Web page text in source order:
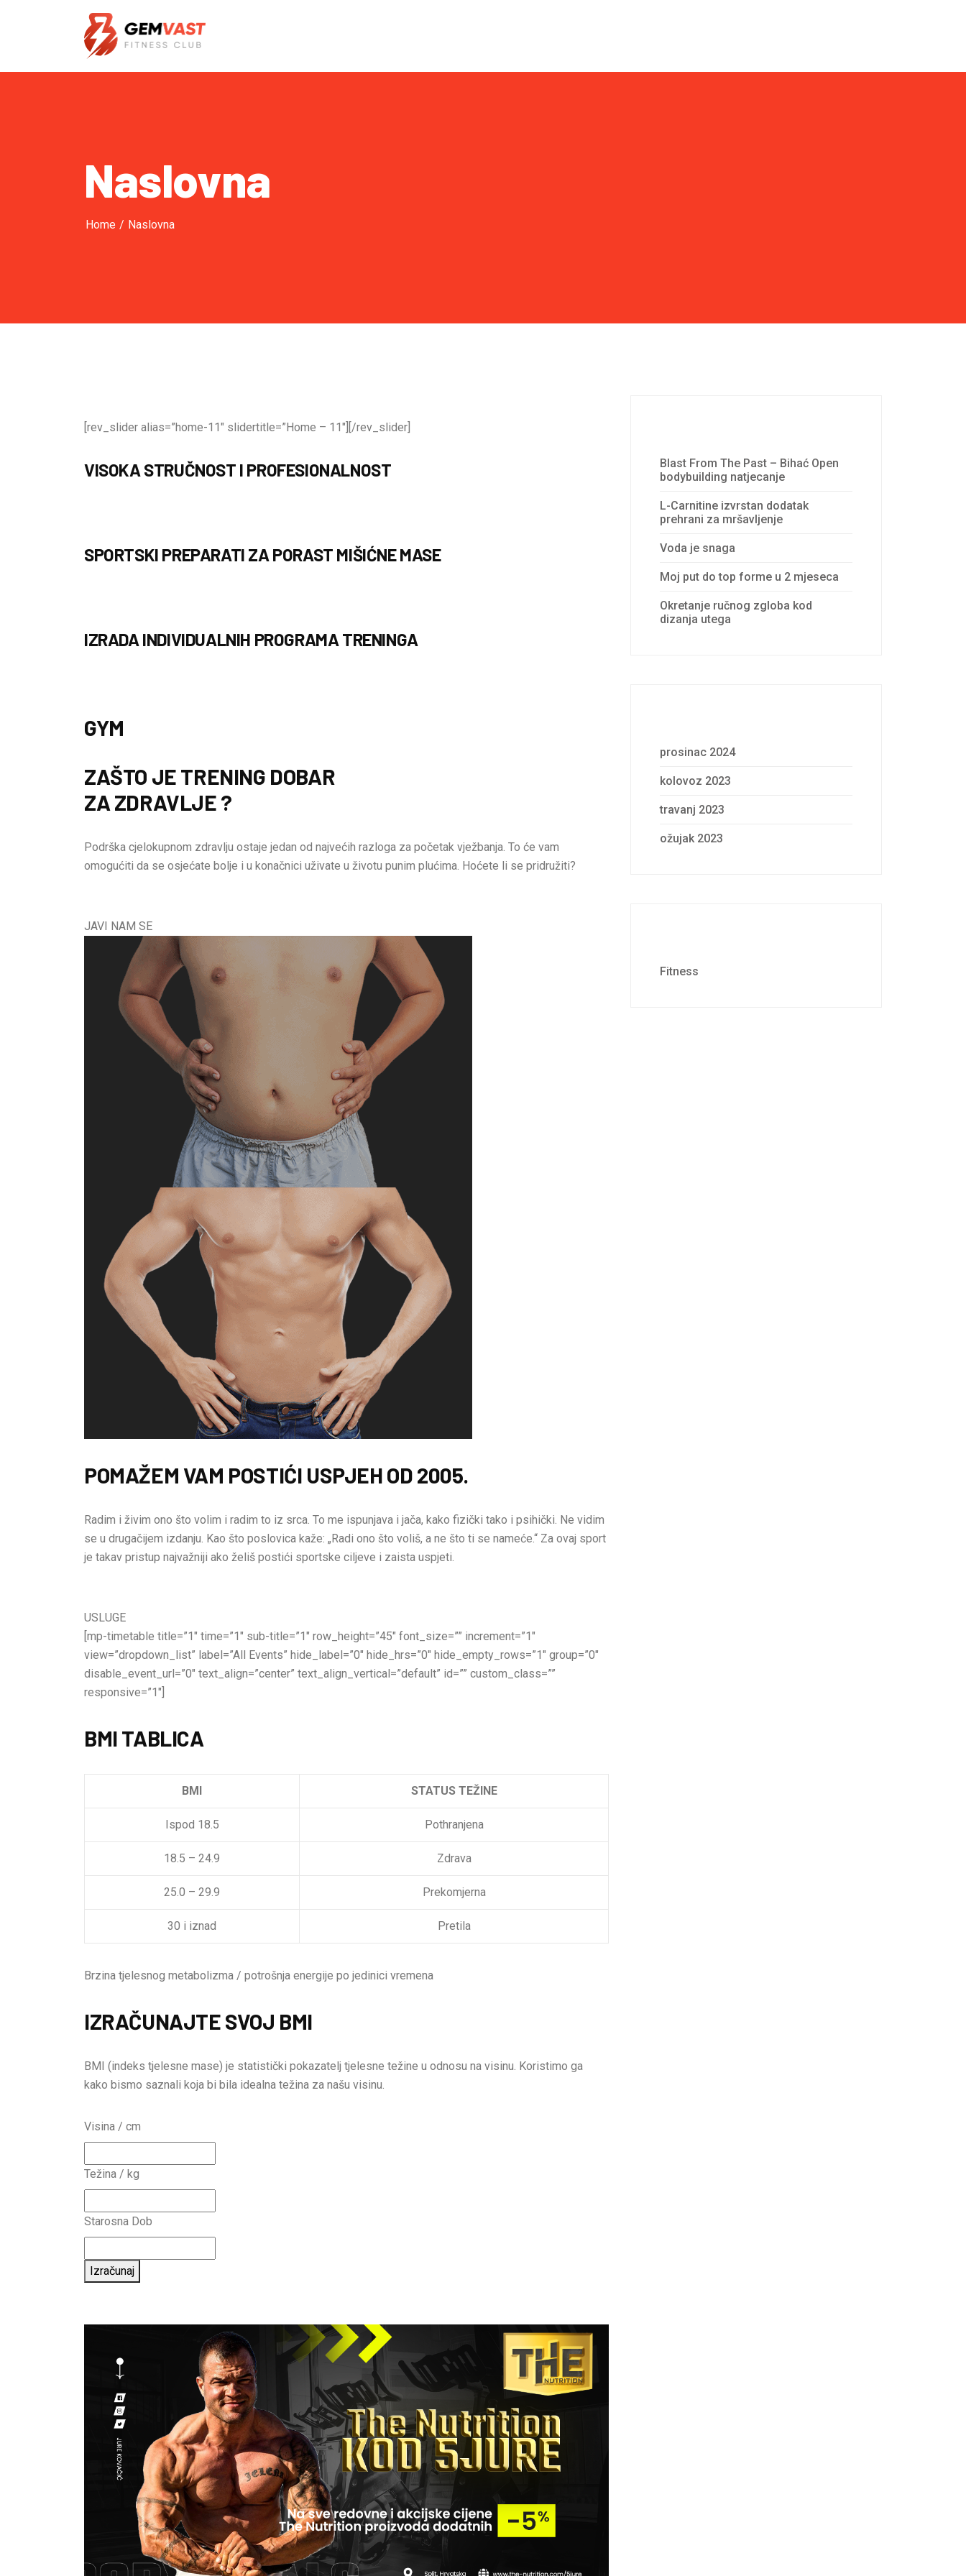
Naslovna
Home / Naslovna
[rev_slider alias=”home-11″ slidertitle=”Home – 11″][/rev_slider]
VISOKA STRUČNOST I PROFESIONALNOST
SPORTSKI PREPARATI ZA PORAST MIŠIĆNE MASE
IZRADA INDIVIDUALNIH PROGRAMA TRENINGA
GYM
ZAŠTO JE TRENING DOBAR
ZA ZDRAVLJE ?
Podrška cjelokupnom zdravlju ostaje jedan od najvećih razloga za početak vježbanja. To će vam
omogućiti da se osjećate bolje i u konačnici uživate u životu punim plućima. Hoćete li se pridružiti?
JAVI NAM SE
POMAŽEM VAM POSTIĆI USPJEH OD 2005.
Radim i živim ono što volim i radim to iz srca. To me ispunjava i jača, kako fizički tako i psihički. Ne vidim
se u drugačijem izdanju. Kao što poslovica kaže: „Radi ono što voliš, a ne što ti se nameće.“ Za ovaj sport
je takav pristup najvažniji ako želiš postići sportske ciljeve i zaista uspjeti.
USLUGE
[mp-timetable title=”1″ time=”1″ sub-title=”1″ row_height=”45″ font_size=”” increment=”1″
view=”dropdown_list” label=”All Events” hide_label=”0″ hide_hrs=”0″ hide_empty_rows=”1″ group=”0″
disable_event_url=”0″ text_align=”center” text_align_vertical=”default” id=”” custom_class=””
responsive=”1″]
BMI TABLICA
BMI STATUS TEŽINE
Ispod 18.5 Pothranjena
18.5 – 24.9 Zdrava
25.0 – 29.9 Prekomjerna
30 i iznad Pretila
Brzina tjelesnog metabolizma / potrošnja energije po jedinici vremena
IZRAČUNAJTE SVOJ BMI
BMI (indeks tjelesne mase) je statistički pokazatelj tjelesne težine u odnosu na visinu. Koristimo ga
kako bismo saznali koja bi bila idealna težina za našu visinu.
Visina / cm
Težina / kg
Starosna Dob
Izračunaj
Blast From The Past – Bihać Open
bodybuilding natjecanje
L-Carnitine izvrstan dodatak
prehrani za mršavljenje
Voda je snaga
Moj put do top forme u 2 mjeseca
Okretanje ručnog zgloba kod
dizanja utega
prosinac 2024
kolovoz 2023
travanj 2023
ožujak 2023
Fitness